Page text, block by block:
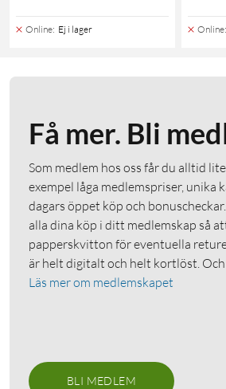
Online: Ej i lager Online:
Få mer. Bli
Som medlem hos oss får du alltid
exempel låga medlemspriser, unika
dagars öppet köp och
alla dina köp i ditt medlemskap så
papperskvitton för eventuella
är helt digitalt och helt kortlöst.
Läs mer om medlemskapet
BLI MEDLEM